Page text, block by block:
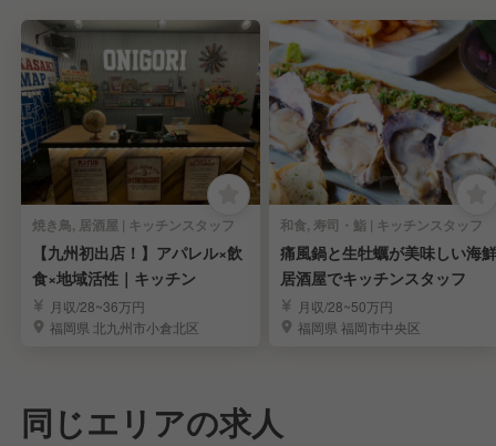
焼き鳥, 居酒屋 | キッチンスタッフ
【九州初出店！】アパレル×飲
食×地域活性｜キッチン
月収/28~36万円
福岡県 北九州市小倉北区
和食, 寿司・鮨 | キッチンスタッフ
痛風鍋と生牡蠣が美味しい海鮮
居酒屋でキッチンスタッフ
月収/28~50万円
福岡県 福岡市中央区
同じエリアの求人